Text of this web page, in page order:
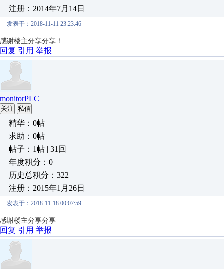
注册：2014年7月14日
发表于：2018-11-11 23:23:46
感谢楼主分享分享！
回复 引用 举报
monitorPLC
关注 私信
精华：0帖
求助：0帖
帖子：1帖 | 31回
年度积分：0
历史总积分：322
注册：2015年1月26日
发表于：2018-11-18 00:07:59
感谢楼主分享分享
回复 引用 举报